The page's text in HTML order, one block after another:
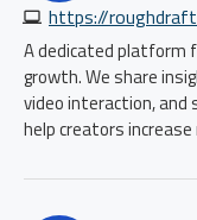
A dedicated platform
growth. We share
video interaction,
help creators